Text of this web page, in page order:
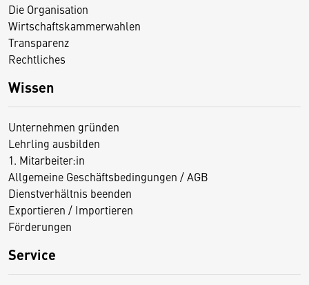
Die Organisation
Wirtschaftskammerwahlen
Transparenz
Rechtliches
Wissen
Unternehmen gründen
Lehrling ausbilden
1. Mitarbeiter:in
Allgemeine Geschäftsbedingungen / AGB
Dienstverhältnis beenden
Exportieren / Importieren
Förderungen
Service